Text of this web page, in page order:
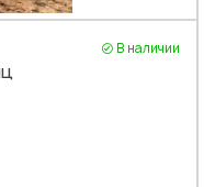
В наличии